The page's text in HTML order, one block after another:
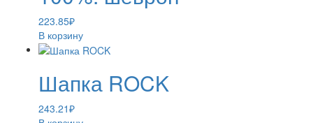
223.85₽
В корзину
Шапка ROCK
243.21₽